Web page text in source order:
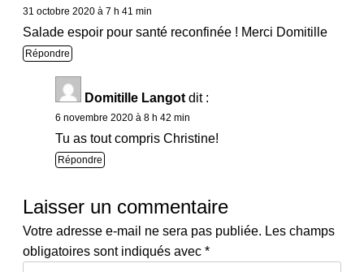
31 octobre 2020 à 7 h 41 min
Salade espoir pour santé reconfinée ! Merci Domitille
Répondre
Domitille Langot dit :
6 novembre 2020 à 8 h 42 min
Tu as tout compris Christine!
Répondre
Laisser un commentaire
Votre adresse e-mail ne sera pas publiée. Les champs
obligatoires sont indiqués avec *